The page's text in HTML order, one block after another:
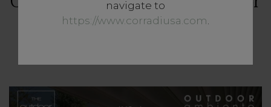
navigate to
https://www.corradiusa.com.
Ambiente Living: un anticipo